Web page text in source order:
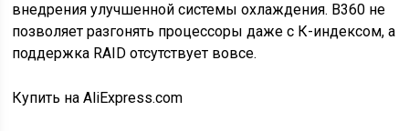
внедрения улучшенной системы охлаждения. B360 не
позволяет разгонять процессоры даже с К-индексом, а
поддержка RAID отсутствует вовсе.
Купить на AliExpress.com